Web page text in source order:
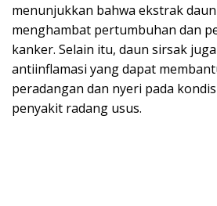
menunjukkan bahwa ekstrak
menghambat pertumbuhan dan
kanker. Selain itu, daun sirsak
antiinflamasi yang dapat
peradangan dan nyeri pada
penyakit radang usus.